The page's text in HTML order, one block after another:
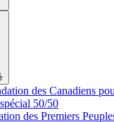
des Canadiens
50/50
des Premiers